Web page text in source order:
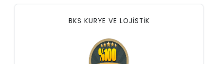
BKS KURYE VE LOJİSTİK